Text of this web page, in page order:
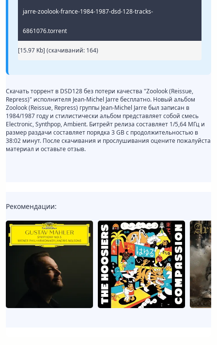
jarre-zoolook-france-1984-1987-dsd-128-tracks-
6861076.torrent
[15.97 Kb] (cкачиваний: 164)
Скачать торрент в DSD128 без потери качества "Zoolook (Reissue,
Repress)" исполнителя Jean-Michel Jarre бесплатно. Новый альбом
Zoolook (Reissue, Repress) группы Jean-Michel Jarre был записан в
1984/1987 году и стилистически альбом представляет собой смесь
Electronic, Synthpop, Ambient. Битрейт релиза составляет 1/5,64 МГц и
размер раздачи составляет порядка 3 GB с продолжительностью в
38:02 минут. После скачивания и прослушивания оцените пожалуйста
материал и оставьте отзыв.
Рекомендации: